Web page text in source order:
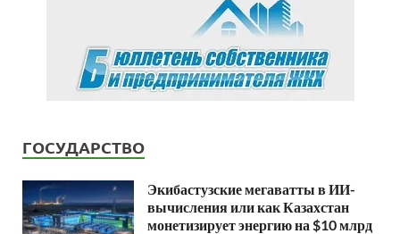
ГОСУДАРСТВО
Экибастузские мегаватты в ИИ-
вычисления или как Казахстан
монетизирует энергию на $10 млрд